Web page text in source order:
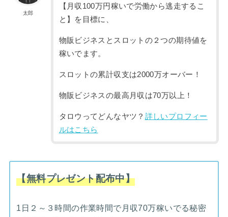
太郎
【月収100万円稼いで労働から逃走するこ
と】を目標に、
物販ビジネスとスロットの２つの期待値を
稼いでます。
スロットの累計収支は2000万オーバー！
物販ビジネスの最高月収は70万以上！
タロウってどんなヤツ？ 詳しいプロフィー
ルはこちら
【無料プレゼント配布中】
1日２～３時間の作業時間で月収70万稼いでる秘密